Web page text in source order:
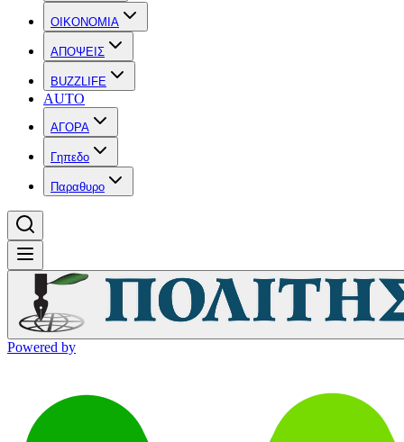
OIKONOMIA
ΑΠΟΨΕΙΣ
BUZZLIFE
AUTO
ΑΓΟΡΑ
Γηπεδο
Παραθυρο
Powered by